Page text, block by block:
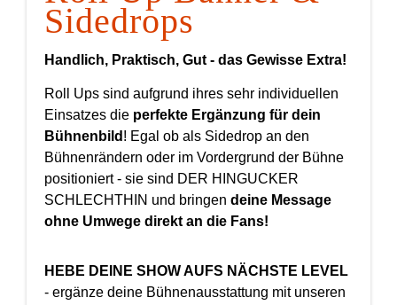
Sidedrops
Handlich, Praktisch, Gut - das Gewisse Extra!
Roll Ups sind aufgrund ihres sehr individuellen
Einsatzes die perfekte Ergänzung für dein
Bühnenbild ! Egal ob als Sidedrop an den
Bühnenrändern oder im Vordergrund der Bühne
positioniert - sie sind DER HINGUCKER
SCHLECHTHIN und bringen deine Message
ohne Umwege direkt an die Fans!
HEBE DEINE SHOW AUFS NÄCHSTE LEVEL
- ergänze deine Bühnenausstattung mit unseren